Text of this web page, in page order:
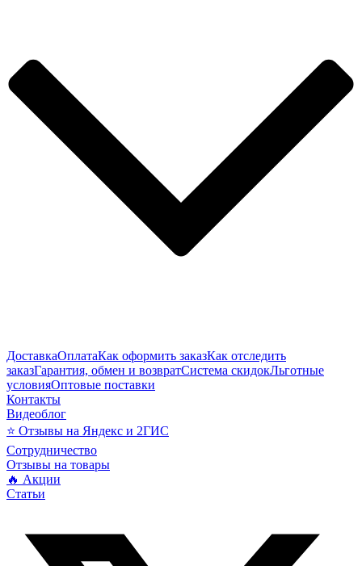
ДоставкаОплатаКак оформить заказКак отследить
заказГарантия, обмен и возвратСистема скидокЛьготные
условияОптовые поставки
Контакты
Видеоблог
⭐ Отзывы на Яндекс и 2ГИС
Сотрудничество
Отзывы на товары
🔥 Акции
Статьи